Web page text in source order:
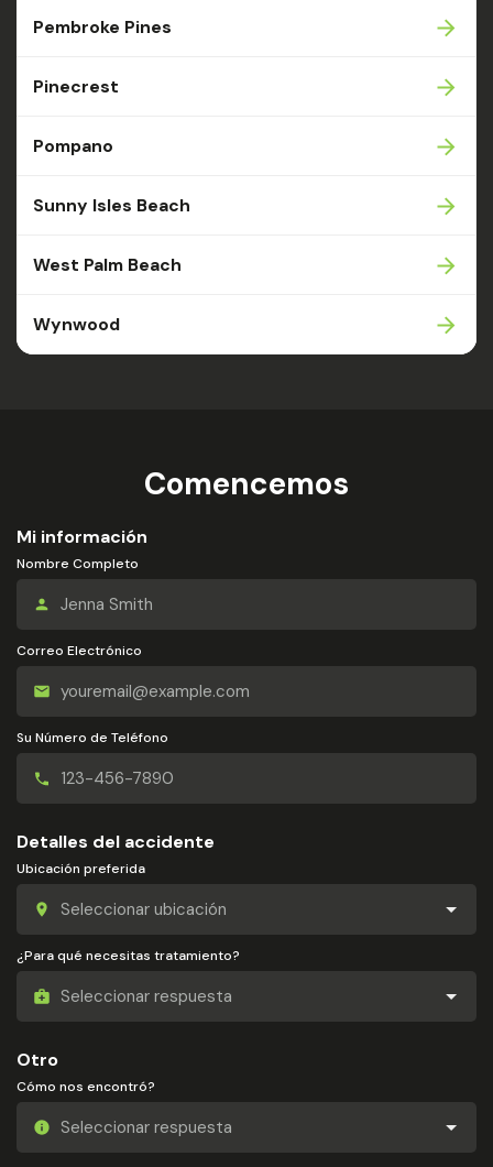
Pembroke Pines
Pinecrest
Pompano
Sunny Isles Beach
West Palm Beach
Wynwood
Comencemos
Mi información
Nombre Completo
Correo Electrónico
Su Número de Teléfono
Detalles del accidente
Ubicación preferida
¿Para qué necesitas tratamiento?
Otro
Cómo nos encontró?